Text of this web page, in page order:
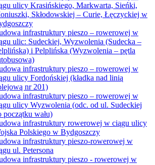
ulicy Krasińskiego, Markwarta, Sieńki,
Skłodowskiej – Curie, Łęczyckiej w
infrastruktury pieszo – rowerowej w
ulic: Sudeckiej, Wyzwolenia (Sudecka –
i Pelplińska (Wyzwolenia – pętla
infrastruktury pieszo – rowerowej w
ulicy Fordońskiej (kładka nad linią
nr 201)
infrastruktury pieszo – rowerowej w
ulicy Wyzwolenia (odc. od ul. Sudeckiej
początku wału)
infrastruktury rowerowej w ciągu ulicy
Polskiego w Bydgoszczy
infrastruktury pieszo-rowerowej w
ul. Petersona
infrastruktury pieszo - rowerowej w